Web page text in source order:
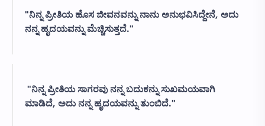
"ನಿನ್ನ ಪ್ರೀತಿಯ ಹೊಸ ಜೀವನವನ್ನು ನಾನು ಅನುಭವಿಸಿದ್ದೇನೆ, ಅದು
ನನ್ನ ಹೃದಯವನ್ನು ಮೆಚ್ಚಿಸುತ್ತದೆ."
"ನಿನ್ನ ಪ್ರೀತಿಯ ಸಾಗರವು ನನ್ನ ಬದುಕನ್ನು ಸುಖಮಯವಾಗಿ
ಮಾಡಿದೆ, ಅದು ನನ್ನ ಹೃದಯವನ್ನು ತುಂಬಿದೆ."